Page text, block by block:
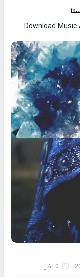
Download Music
0 نظر